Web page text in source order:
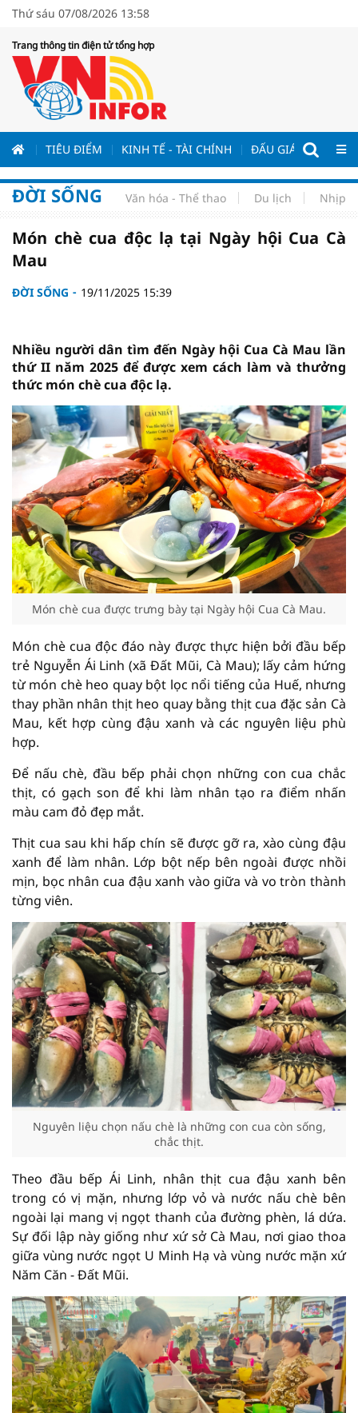
Thứ sáu 07/08/2026 13:58
Trang thông tin điện tử tổng hợp
TIÊU ĐIỂM KINH TẾ - TÀI CHÍNH ĐẤU GIÁ - ĐẤU
ĐỜI SỐNG Văn hóa - Thể thao Du lịch Nhịp
Món chè cua độc lạ tại Ngày hội Cua Cà
Mau
ĐỜI SỐNG 19/11/2025 15:39
Nhiều người dân tìm đến Ngày hội Cua Cà Mau lần
thứ II năm 2025 để được xem cách làm và thưởng
thức món chè cua độc lạ.
Món chè cua được trưng bày tại Ngày hội Cua Cà Mau.
Món chè cua độc đáo này được thực hiện bởi đầu bếp
trẻ Nguyễn Ái Linh (xã Đất Mũi, Cà Mau); lấy cảm hứng
từ món chè heo quay bột lọc nổi tiếng của Huế, nhưng
thay phần nhân thịt heo quay bằng thịt cua đặc sản Cà
Mau, kết hợp cùng đậu xanh và các nguyên liệu phù
hợp.
Để nấu chè, đầu bếp phải chọn những con cua chắc
thịt, có gạch son để khi làm nhân tạo ra điểm nhấn
màu cam đỏ đẹp mắt.
Thịt cua sau khi hấp chín sẽ được gỡ ra, xào cùng đậu
xanh để làm nhân. Lớp bột nếp bên ngoài được nhồi
mịn, bọc nhân cua đậu xanh vào giữa và vo tròn thành
từng viên.
Nguyên liệu chọn nấu chè là những con cua còn sống,
chắc thịt.
Theo đầu bếp Ái Linh, nhân thịt cua đậu xanh bên
trong có vị mặn, nhưng lớp vỏ và nước nấu chè bên
ngoài lại mang vị ngọt thanh của đường phèn, lá dứa.
Sự đối lập này giống như xứ sở Cà Mau, nơi giao thoa
giữa vùng nước ngọt U Minh Hạ và vùng nước mặn xứ
Năm Căn - Đất Mũi.